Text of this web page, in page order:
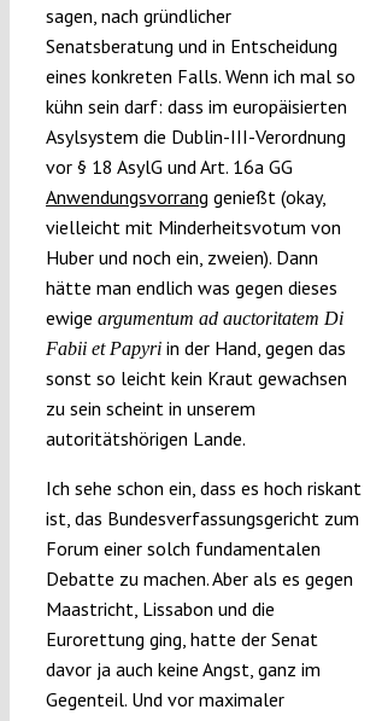
sagen, nach gründlicher
Senatsberatung und in Entscheidung
eines konkreten Falls. Wenn ich mal so
kühn sein darf: dass im europäisierten
Asylsystem die Dublin-III-Verordnung
vor § 18 AsylG und Art. 16a GG
Anwendungsvorrang genießt (okay,
vielleicht mit Minderheitsvotum von
Huber und noch ein, zweien). Dann
hätte man endlich was gegen dieses
ewige argumentum ad auctoritatem Di
Fabii et Papyriin der Hand, gegen das
sonst so leicht kein Kraut gewachsen
zu sein scheint in unserem
autoritätshörigen Lande.
Ich sehe schon ein, dass es hoch riskant
ist, das Bundesverfassungsgericht zum
Forum einer solch fundamentalen
Debatte zu machen. Aber als es gegen
Maastricht, Lissabon und die
Eurorettung ging, hatte der Senat
davor ja auch keine Angst, ganz im
Gegenteil. Und vor maximaler